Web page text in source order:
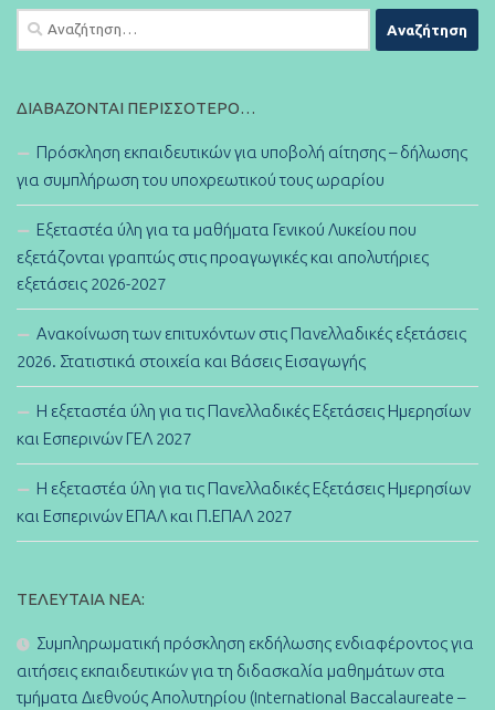
Αναζήτηση
για:
ΔΙΑΒΆΖΟΝΤΑΙ ΠΕΡΙΣΣΌΤΕΡΟ…
Πρόσκληση εκπαιδευτικών για υποβολή αίτησης – δήλωσης
για συμπλήρωση του υποχρεωτικού τους ωραρίου
Εξεταστέα ύλη για τα μαθήματα Γενικού Λυκείου που
εξετάζονται γραπτώς στις προαγωγικές και απολυτήριες
εξετάσεις 2026-2027
Ανακοίνωση των επιτυχόντων στις Πανελλαδικές εξετάσεις
2026. Στατιστικά στοιχεία και Βάσεις Εισαγωγής
Η εξεταστέα ύλη για τις Πανελλαδικές Εξετάσεις Ημερησίων
και Εσπερινών ΓΕΛ 2027
Η εξεταστέα ύλη για τις Πανελλαδικές Εξετάσεις Ημερησίων
και Εσπερινών ΕΠΑΛ και Π.ΕΠΑΛ 2027
ΤΕΛΕΥΤΑΊΑ ΝΈΑ:
Συμπληρωματική πρόσκληση εκδήλωσης ενδιαφέροντος για
αιτήσεις εκπαιδευτικών για τη διδασκαλία μαθημάτων στα
τμήματα Διεθνούς Απολυτηρίου (International Baccalaureate –